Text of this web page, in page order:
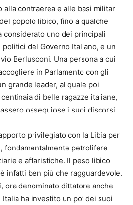
alla contraerea e alle basi militari
popolo libico, fino a qualche
considerato uno dei principali
del Governo Italiano, e un
Berlusconi. Una persona a cui
in Parlamento con gli
grande leader, al quale poi
di belle ragazze italiane,
ossequiose i suoi discorsi
privilegiato con la Libia per
fondamentalmente petrolifere
e affaristiche. Il peso libico
infatti ben più che ragguardevole.
ora denominato dittatore anche
ha investito un po’ dei suoi